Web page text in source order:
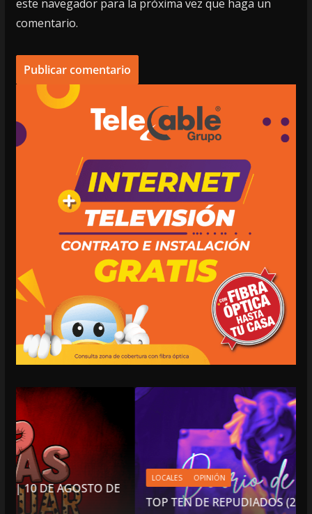
este navegador para la próxima vez que haga un
comentario.
DE
LOCALES
TOP TEN DE REPUDIADOS (2)